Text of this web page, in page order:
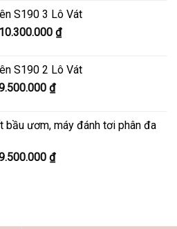
9.800.000 ₫
đến
S190 3 Lô Vát
10.300.000 ₫Khoảng
8.300.000 ₫
S190 2 Lô Vát
₫Khoảng
7.500.000 ₫
9.500.000 ₫
bầu ươm, máy đánh tơi phân đa
₫Khoảng